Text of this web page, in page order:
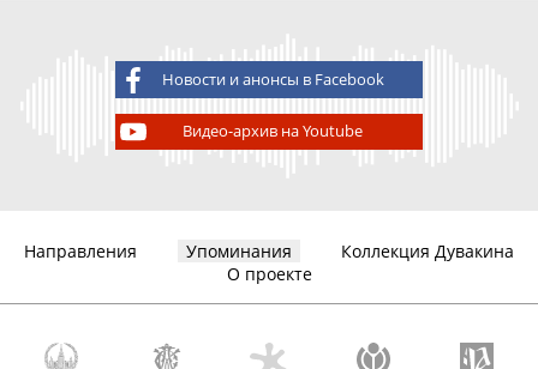
Новости и анонсы в Facebook
Видео-архив на Youtube
Направления Упоминания
Коллекция Дувакина
О проекте